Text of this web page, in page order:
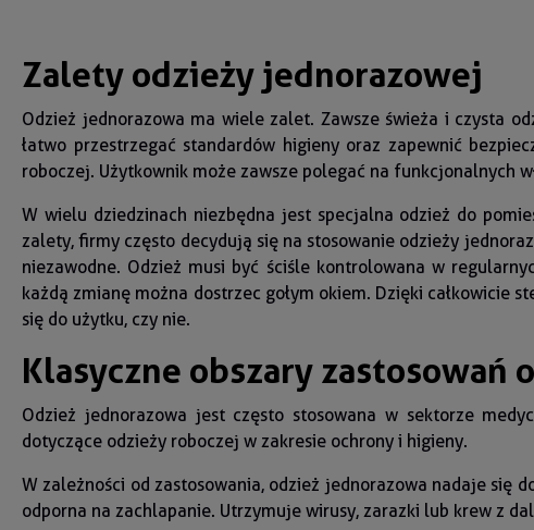
Zalety odzieży jednorazowej
Odzież jednorazowa ma wiele zalet. Zawsze świeża i czysta
łatwo przestrzegać standardów higieny oraz zapewnić
roboczej. Użytkownik może zawsze polegać na funkcjonalnych
W wielu dziedzinach niezbędna jest specjalna odzież do
zalety, firmy często decydują się na stosowanie odzieży
niezawodne. Odzież musi być ściśle kontrolowana w
każdą zmianę można dostrzec gołym okiem. Dzięki
się do użytku, czy nie.
Klasyczne obszary zastosowań
Odzież jednorazowa jest często stosowana w sektorze
dotyczące odzieży roboczej w zakresie ochrony i higieny.
W zależności od zastosowania, odzież jednorazowa nadaje się
odporna na zachlapanie. Utrzymuje wirusy, zarazki lub krew z